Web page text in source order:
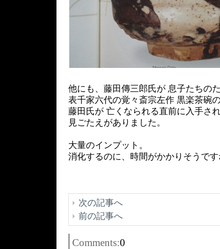
他にも、藤田傳三郎氏が 息子たちの
表千家六代の覚々斎宗左作 黒楽茶碗
藤田氏が 亡くなられる直前に入手さ
見ごたえがありました。
大量のインプット。
消化するのに、時間がかかりそうで
次の記事へ
前の記事へ
Comments:0